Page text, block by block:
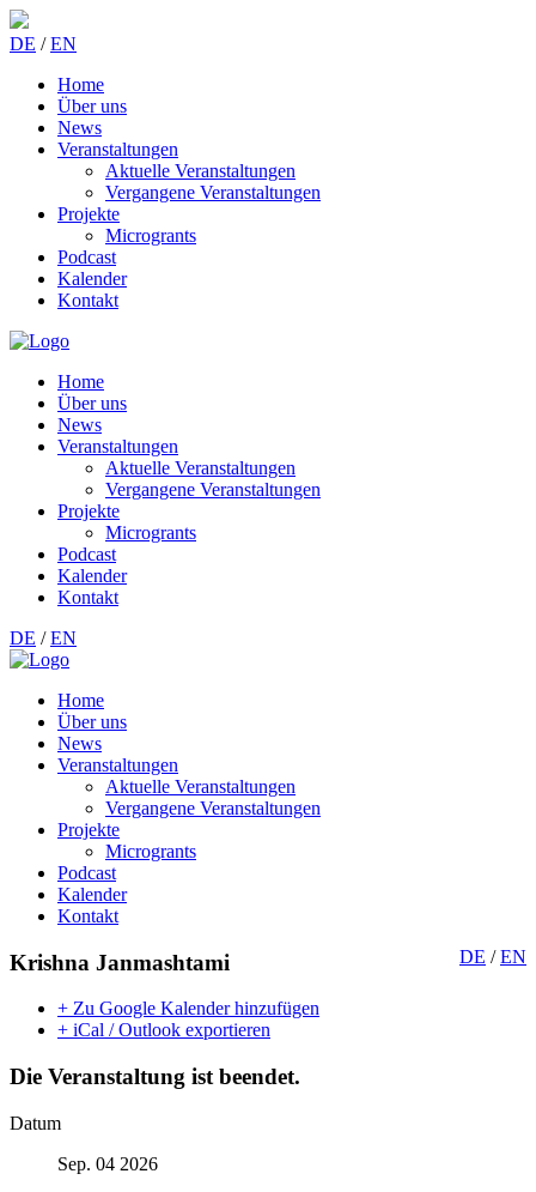
DE /EN
Home
Über uns
News
Veranstaltungen
Aktuelle Veranstaltungen
Vergangene Veranstaltungen
Projekte
Microgrants
Podcast
Kalender
Kontakt
Home
Über uns
News
Veranstaltungen
Aktuelle Veranstaltungen
Vergangene Veranstaltungen
Projekte
Microgrants
Podcast
Kalender
Kontakt
DE /EN
Home
Über uns
News
Veranstaltungen
Aktuelle Veranstaltungen
Vergangene Veranstaltungen
Projekte
Microgrants
Podcast
Kalender
Kontakt
DE /EN
Krishna Janmashtami
+ Zu Google Kalender hinzufügen
+ iCal / Outlook exportieren
Die Veranstaltung ist beendet.
Datum
Sep. 04 2026